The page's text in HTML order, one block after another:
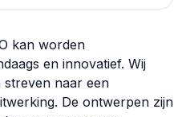
kan worden
en innovatief. Wij
naar een
De ontwerpen zijn